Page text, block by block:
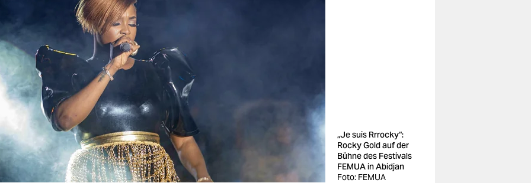
„Je suis Rrrocky“:
Rocky Gold auf der
Bühne des Festivals
FEMUA in Abidjan
Foto: FEMUA